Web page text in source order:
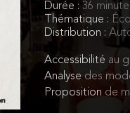
Durée : 36
Thématique :
Distribution :
Accessibilité au
Analyse des
Proposition de